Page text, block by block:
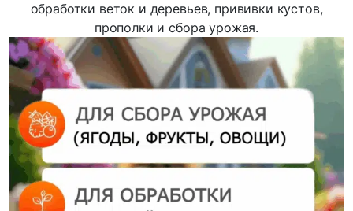
обработки веток и деревьев, прививки кустов,
прополки и сбора урожая.